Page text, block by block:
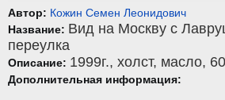
Автор: Кожин Семен Леонидович
Название: Вид на Москву с
переулка
Описание: 1999г., холст, масло,
Дополнительная информация: